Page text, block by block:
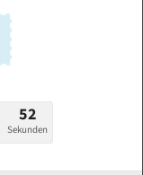
mm
51
Sekunden